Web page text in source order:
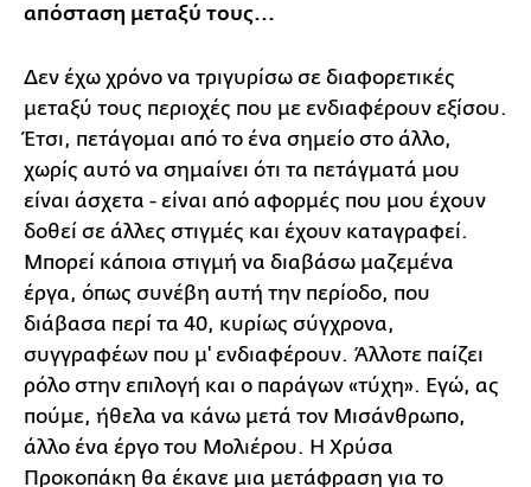
απόσταση μεταξύ τους...
Δεν έχω χρόνο να τριγυρίσω σε διαφορετικές
μεταξύ τους περιοχές που με ενδιαφέρουν εξίσου.
Έτσι, πετάγομαι από το ένα σημείο στο άλλο,
χωρίς αυτό να σημαίνει ότι τα πετάγματά μου
είναι άσχετα - είναι από αφορμές που μου έχουν
δοθεί σε άλλες στιγμές και έχουν καταγραφεί.
Μπορεί κάποια στιγμή να διαβάσω μαζεμένα
έργα, όπως συνέβη αυτή την περίοδο, που
διάβασα περί τα 40, κυρίως σύγχρονα,
συγγραφέων που μ' ενδιαφέρουν. Άλλοτε παίζει
ρόλο στην επιλογή και ο παράγων «τύχη». Εγώ, ας
πούμε, ήθελα να κάνω μετά τον Μισάνθρωπο,
άλλο ένα έργο του Μολιέρου. Η Χρύσα
Προκοπάκη θα έκανε μια μετάφραση για το